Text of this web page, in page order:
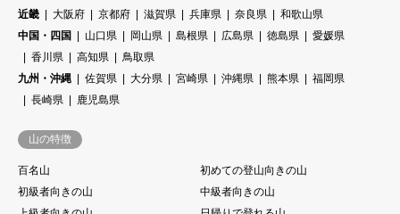
近畿
大阪府 京都府 滋賀県 兵庫県 奈良県
和歌山県
中国・四国
山口県 岡山県 島根県 広島県 徳島県
愛媛県
香川県
高知県
鳥取県
九州・沖縄
佐賀県 大分県 宮崎県 沖縄県 熊本県
福岡県
長崎県
鹿児島県
山の特徴
百名山
初めての登山向きの山
初級者向きの山
中級者向きの山